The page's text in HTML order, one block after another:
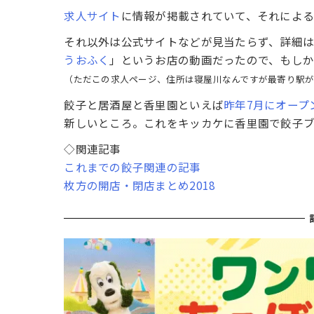
求人サイト に情報が掲載されていて、それによ
それ以外は公式サイトなどが見当たらず、詳細
うおふく 」というお店の動画だったので、もし
（ただこの求人ページ、住所は寝屋川なんですが最寄り
餃子と居酒屋と香里園といえば昨年7月にオー
新しいところ。これをキッカケに香里園で餃子
◇関連記事
これまでの餃子関連の記事
枚方の開店・閉店まとめ2018